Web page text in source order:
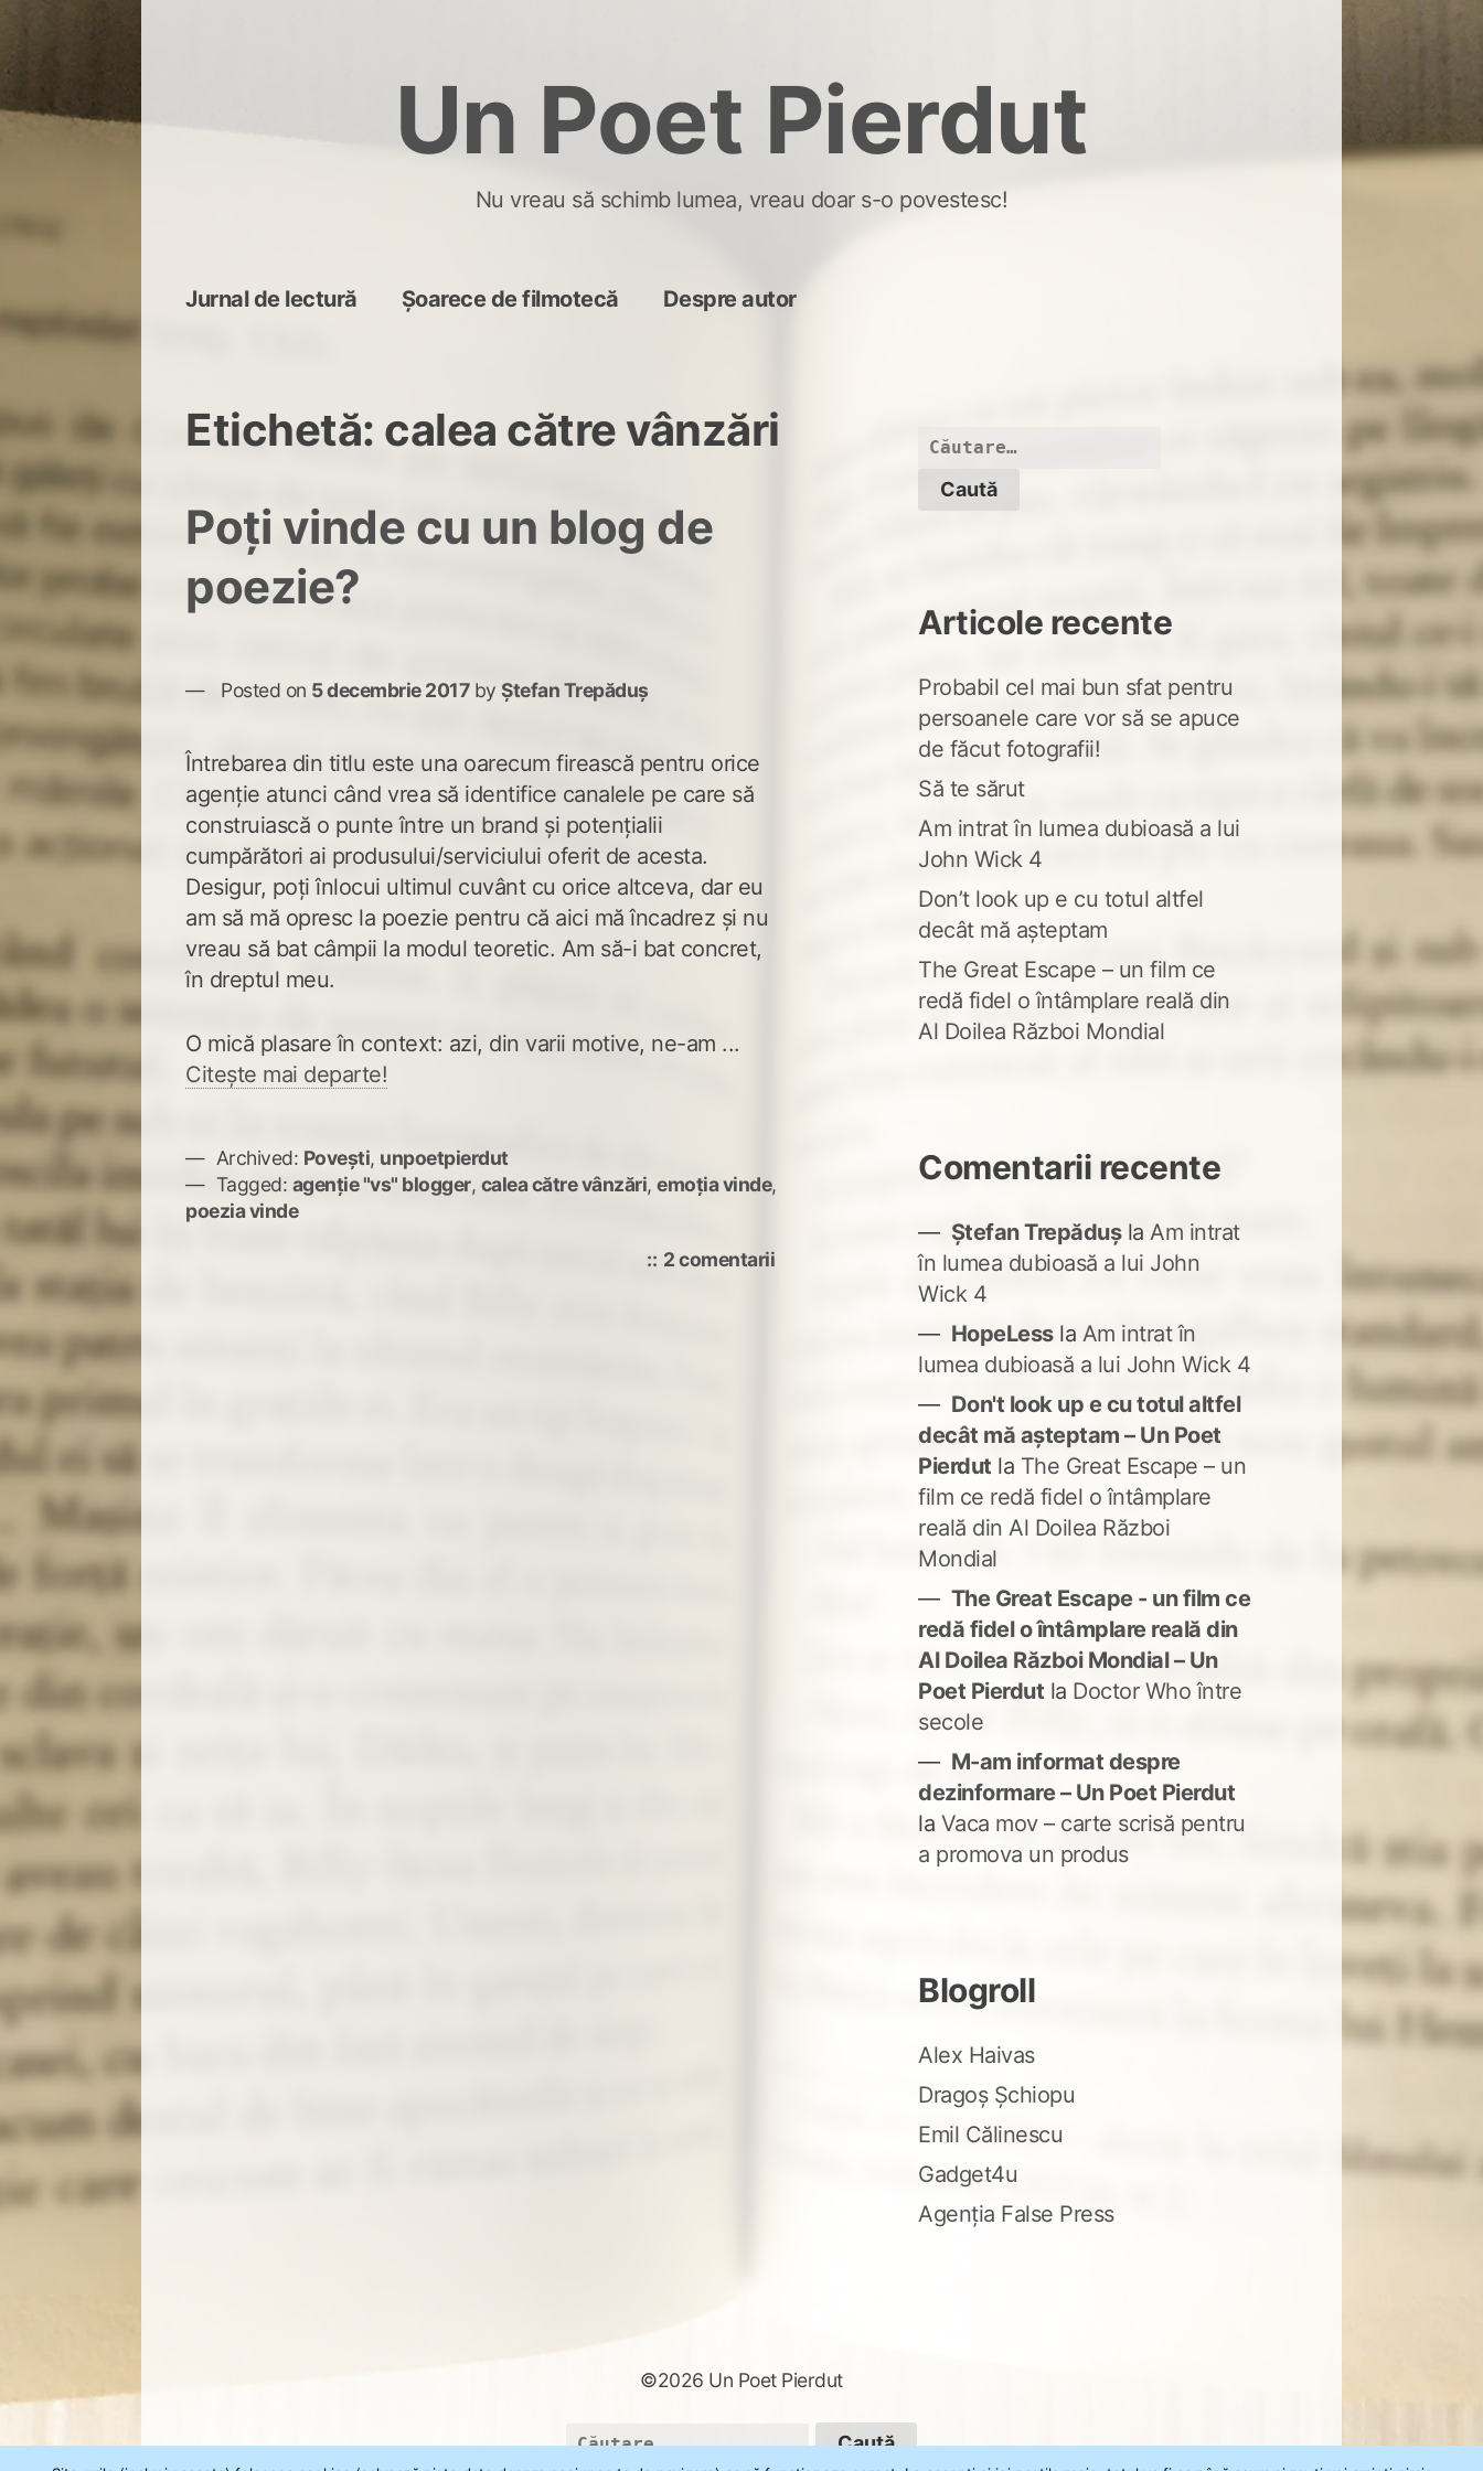
Un Poet Pierdut
Nu vreau să schimb lumea, vreau doar s-o povestesc!
Jurnal de lectură Șoarece de filmotecă Despre autor
Etichetă: calea către vânzări
Poți vinde cu un blog de
poezie?
Posted on 5 decembrie 2017byȘtefan Trepăduș
Întrebarea din titlu este una oarecum firească pentru orice
agenție atunci când vrea să identifice canalele pe care să
construiască o punte între un brand și potențialii
cumpărători ai produsului/serviciului oferit de acesta.
Desigur, poți înlocui ultimul cuvânt cu orice altceva, dar eu
am să mă opresc la poezie pentru că aici mă încadrez și nu
vreau să bat câmpii la modul teoretic. Am să-i bat concret,
în dreptul meu.
O mică plasare în context: azi, din varii motive, ne-am ...
Citește mai departe!
Archived: Povești, unpoetpierdut
Tagged: agenție "vs" blogger, calea către vânzări,emoția vinde,
poezia vinde
2 comentariila
Caută
Articole recente
Probabil cel mai bun sfat pentru
persoanele care vor să se apuce
de făcut fotografii!
Să te sărut
Am intrat în lumea dubioasă a lui
John Wick 4
Don’t look up e cu totul altfel
decât mă așteptam
The Great Escape – un film ce
redă fidel o întâmplare reală din
Al Doilea Război Mondial
Comentarii recente
Ștefan Trepădușla Am intrat
în lumea dubioasă a lui John
Wick 4
HopeLessla Am intrat în
lumea dubioasă a lui John Wick 4
Don't look up e cu totul altfel
decât mă așteptam – Un Poet
Pierdut la The Great Escape – un
film ce redă fidel o întâmplare
reală din Al Doilea Război
Mondial
The Great Escape - un film ce
redă fidel o întâmplare reală din
Al Doilea Război Mondial – Un
Poet Pierdut la Doctor Who între
secole
M-am informat despre
dezinformare – Un Poet Pierdut
la Vaca mov – carte scrisă pentru
a promova un produs
Blogroll
Alex Haivas
Dragoș Șchiopu
Emil Călinescu
Gadget4u
Agenția False Press
©2026 Un Poet Pierdut
Caută